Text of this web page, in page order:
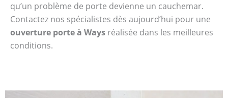
qu’un problème de porte devienne un cauchemar.
Contactez nos spécialistes dès aujourd’hui pour une
ouverture porte à Ways réalisée dans les meilleures
conditions.